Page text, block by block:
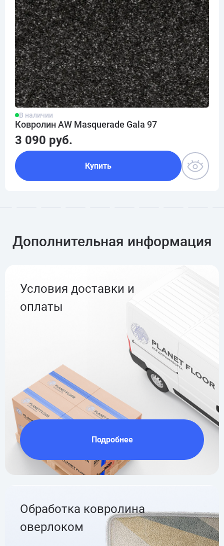
В наличии
Ковролин AW Masquerade Gala 97
3 090 руб.
Купить
Дополнительная информация
Условия доставки и
оплаты
Подробнее
Обработка ковролина
оверлоком